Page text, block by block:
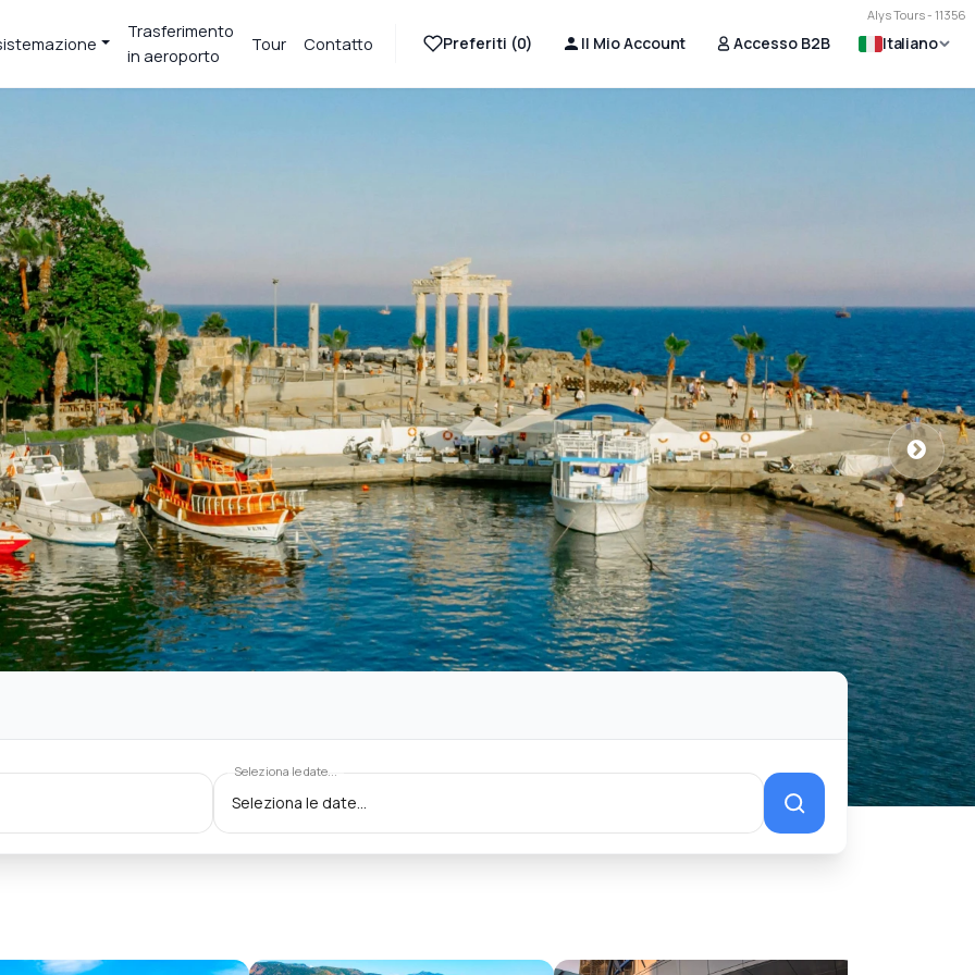
Alys Tours - 11356
Trasferimento
in aeroporto
Tour Contatto Preferiti (0) Il Mio Account Accesso B2B Italiano
Seleziona le date...